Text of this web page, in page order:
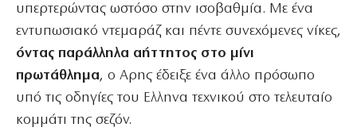
υπερτερώντας ωστόσο στην ισοβαθμία. Με ένα
εντυπωσιακό ντεμαράζ και πέντε συνεχόμενες νίκες,
όντας παράλληλα αήττητος στο μίνι
πρωτάθλημα, ο Αρης έδειξε ένα άλλο πρόσωπο
υπό τις οδηγίες του Ελληνα τεχνικού στο τελευταίο
κομμάτι της σεζόν.